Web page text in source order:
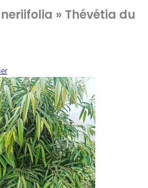
» Thévétia du